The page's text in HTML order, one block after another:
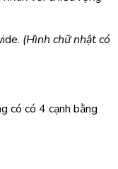
(Hình chữ nhật có
có có 4 cạnh bằng